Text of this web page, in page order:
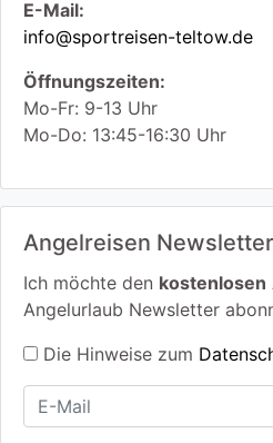
E-Mail:
info@sportreisen-teltow.de
Öffnungszeiten:
Mo-Fr: 9-13 Uhr
Mo-Do: 13:45-16:30 Uhr
Angelreisen Newsletter
Ich möchte den kostenlosen
Angelurlaub Newsletter
Die Hinweise zum